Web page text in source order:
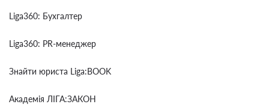
Liga360: Бухгалтер
Liga360: PR-менеджер
Знайти юриста Liga:BOOK
Академія ЛІГА:ЗАКОН